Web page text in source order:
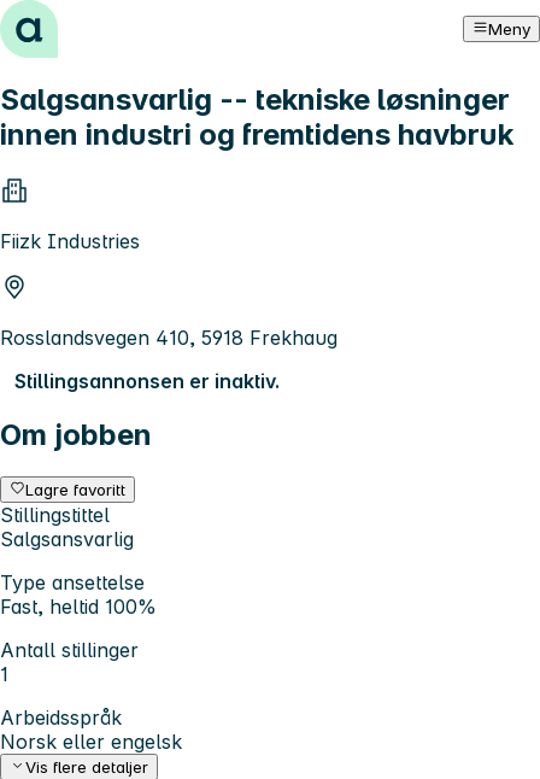
Hopp til innhold Meny
Salgsansvarlig -- tekniske løsninger
innen industri og fremtidens havbruk
Fiizk Industries
Rosslandsvegen 410, 5918 Frekhaug
Stillingsannonsen er inaktiv.
Om jobben
Lagre favoritt
Stillingstittel
Salgsansvarlig
Type ansettelse
Fast, heltid 100%
Antall stillinger
1
Arbeidsspråk
Norsk eller engelsk
Vis flere detaljer